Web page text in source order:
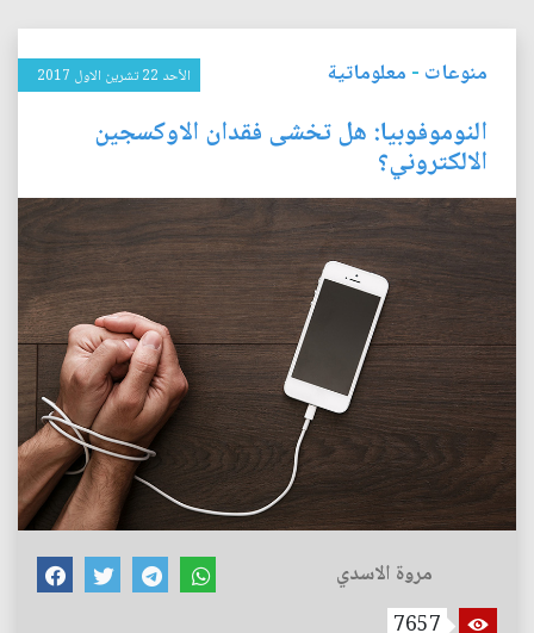
منوعات - معلوماتية الأحد 22 تشرين الاول 2017
النوموفوبيا: هل تخشى فقدان الاوكسجين
الالكتروني؟
مروة الاسدي